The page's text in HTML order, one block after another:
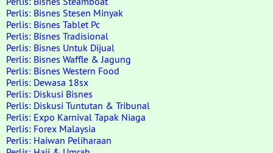
Perlis: Bisnes Stesen Minyak
Perlis: Bisnes Tablet Pc
Perlis: Bisnes Tradisional
Perlis: Bisnes Untuk Dijual
Perlis: Bisnes Waffle & Jagung
Perlis: Bisnes Western Food
Perlis: Dewasa 18sx
Perlis: Diskusi Bisnes
Perlis: Diskusi Tuntutan & Tribunal
Perlis: Expo Karnival Tapak Niaga
Perlis: Forex Malaysia
Perlis: Haiwan Peliharaan